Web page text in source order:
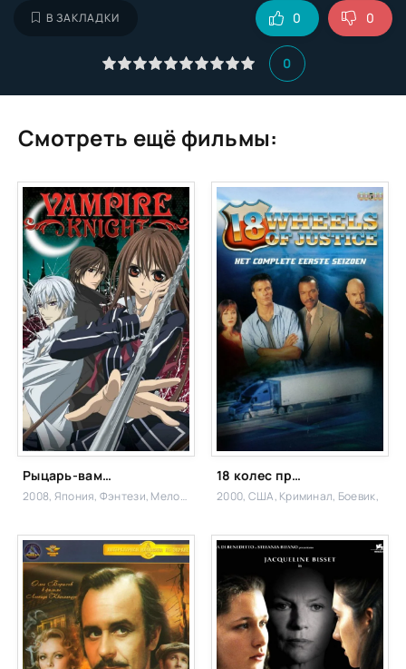
В ЗАКЛАДКИ
0
0 0
Смотреть ещё фильмы:
Рыцарь-вампир
2008, Япония, Фэнтези, Мелодрама
18 колес правосудия
2000, США, Криминал, Боевик,